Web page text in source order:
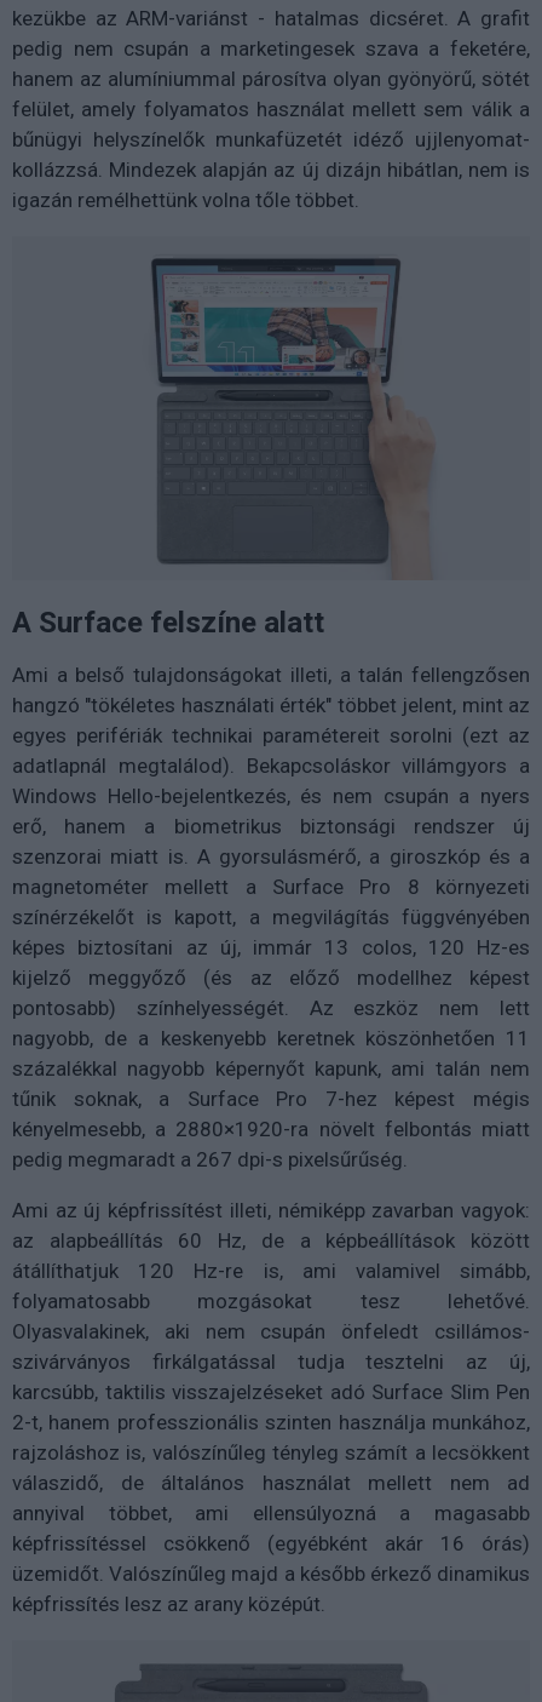
kezükbe az ARM-variánst - hatalmas dicséret. A grafit
pedig nem csupán a marketingesek szava a feketére,
hanem az alumíniummal párosítva olyan gyönyörű, sötét
felület, amely folyamatos használat mellett sem válik a
bűnügyi helyszínelők munkafüzetét idéző ujjlenyomat-
kollázzsá. Mindezek alapján az új dizájn hibátlan, nem is
igazán remélhettünk volna tőle többet.
A Surface felszíne alatt
Ami a belső tulajdonságokat illeti, a talán fellengzősen
hangzó "tökéletes használati érték" többet jelent, mint az
egyes perifériák technikai paramétereit sorolni (ezt az
adatlapnál megtalálod). Bekapcsoláskor villámgyors a
Windows Hello-bejelentkezés, és nem csupán a nyers
erő, hanem a biometrikus biztonsági rendszer új
szenzorai miatt is. A gyorsulásmérő, a giroszkóp és a
magnetométer mellett a Surface Pro 8 környezeti
színérzékelőt is kapott, a megvilágítás függvényében
képes biztosítani az új, immár 13 colos, 120 Hz-es
kijelző meggyőző (és az előző modellhez képest
pontosabb) színhelyességét. Az eszköz nem lett
nagyobb, de a keskenyebb keretnek köszönhetően 11
százalékkal nagyobb képernyőt kapunk, ami talán nem
tűnik soknak, a Surface Pro 7-hez képest mégis
kényelmesebb, a 2880×1920-ra növelt felbontás miatt
pedig megmaradt a 267 dpi-s pixelsűrűség.
Ami az új képfrissítést illeti, némiképp zavarban vagyok:
az alapbeállítás 60 Hz, de a képbeállítások között
átállíthatjuk 120 Hz-re is, ami valamivel simább,
folyamatosabb mozgásokat tesz lehetővé.
Olyasvalakinek, aki nem csupán önfeledt csillámos-
szivárványos firkálgatással tudja tesztelni az új,
karcsúbb, taktilis visszajelzéseket adó Surface Slim Pen
2-t, hanem professzionális szinten használja munkához,
rajzoláshoz is, valószínűleg tényleg számít a lecsökkent
válaszidő, de általános használat mellett nem ad
annyival többet, ami ellensúlyozná a magasabb
képfrissítéssel csökkenő (egyébként akár 16 órás)
üzemidőt. Valószínűleg majd a később érkező dinamikus
képfrissítés lesz az arany középút.